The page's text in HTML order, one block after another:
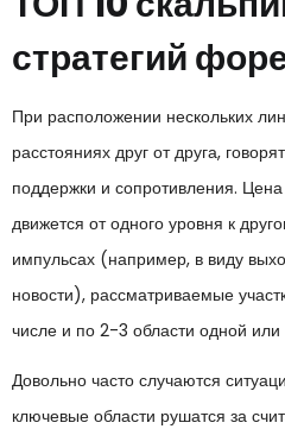
стратегий
При расположении нескольких
расстояниях друг от друга,
поддержки и сопротивления.
движется от одного уровня к
импульсах (например, в виду
новости), рассматриваемые
числе и по 2-3 области одной или
Довольно часто случаются
ключевые области рушатся за